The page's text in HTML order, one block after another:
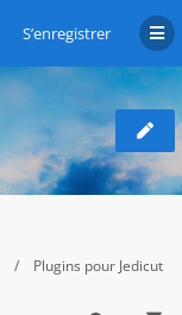
S’enregistrer
Plugins pour Jedicut